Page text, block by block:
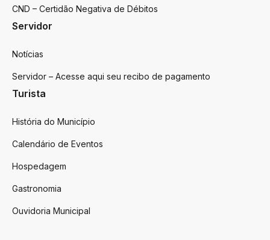
CND – Certidão Negativa de Débitos
Servidor
Notícias
Servidor – Acesse aqui seu recibo de pagamento
Turista
História do Município
Calendário de Eventos
Hospedagem
Gastronomia
Ouvidoria Municipal